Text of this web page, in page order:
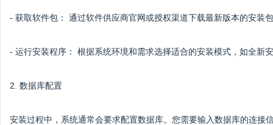
- 获取软件包： 通过软件供应商官网或授权渠道下载最新版本的安装
- 运行安装程序： 根据系统环境和需求选择适合的安装模式，如全新
2. 数据库配置
安装过程中，系统通常会要求配置数据库。您需要输入数据库的连接